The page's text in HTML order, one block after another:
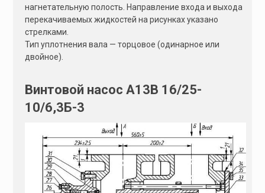
нагнетательную полость. Направление входа и выхода
перекачиваемых жидкостей на рисунках указано
стрелками.
Тип уплотнения вала — торцовое (одинарное или
двойное).
Винтовой насос А13В 16/25-
10/6,3Б-3